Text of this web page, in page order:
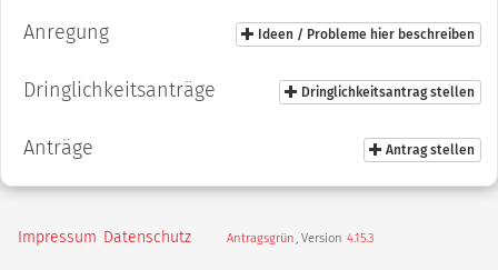
Anregung Ideen / Probleme hier beschreiben
Dringlichkeitsanträge Dringlichkeitsantrag stellen
Anträge Antrag stellen
Impressum Datenschutz Antragsgrün , Version 4.15.3